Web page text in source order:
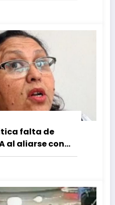
falta de
al aliarse con